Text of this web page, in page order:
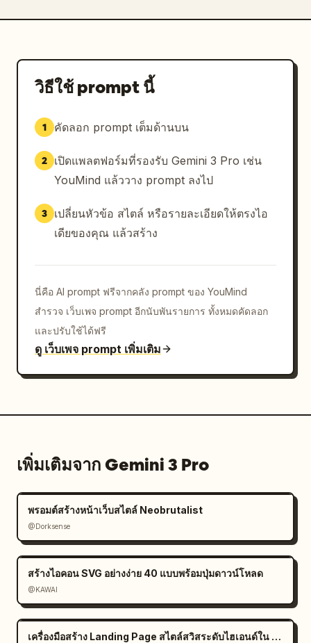
วิธีใช้ prompt นี้
1 คัดลอก prompt เต็มด้านบน
2
เปิดแพลตฟอร์มที่รองรับ Gemini 3 Pro เช่น
YouMind แล้ววาง prompt ลงไป
3
เปลี่ยนหัวข้อ สไตล์ หรือรายละเอียดให้ตรงไอ
เดียของคุณ แล้วสร้าง
นี่คือ AI prompt ฟรีจากคลัง prompt ของ YouMind
สำรวจ เว็บเพจ prompt อีกนับพันรายการ ทั้งหมดคัดลอก
และปรับใช้ได้ฟรี
ดู เว็บเพจ prompt เพิ่มเติม
เพิ่มเติมจาก Gemini 3 Pro
พรอมต์สร้างหน้าเว็บสไตล์ Neobrutalist
@Dorksense
สร้างไอคอน SVG อย่างง่าย 40 แบบพร้อมปุ่มดาวน์โหลด
@KAWAI
เครื่องมือสร้าง Landing Page สไตล์สวิสระดับไฮเอนด์ใน React